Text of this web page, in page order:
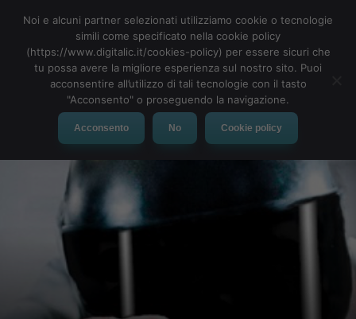
MENU
Noi e alcuni partner selezionati utilizziamo cookie o tecnologie
simili come specificato nella cookie policy
(https://www.digitalic.it/cookies-policy) per essere sicuri che
tu possa avere la migliore esperienza sul nostro sito. Puoi
acconsentire all’utilizzo di tali tecnologie con il tasto
"Acconsento" o proseguendo la navigazione.
Acconsento No Cookie policy